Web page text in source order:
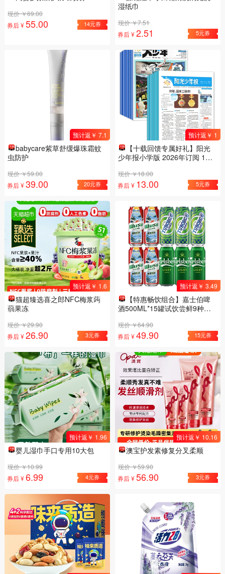
现价 ￥69.00
券后 ¥55.00 14元券
湿纸巾
现价 ￥7.51
券后 ¥2.51 5元券
预计返￥ 7.1
babycare紫草舒缓爆珠霜蚊
虫防护
现价 ￥59.00
券后 ¥39.00 20元券
预计返￥ 1
【十载回馈专属好礼】阳光
少年报小学版 2026年订阅 1年
热点资讯作文素材 万物博物好
奇号商界少年
现价 ￥18.00
券后 ¥ 13.00 5元券
预计返￥ 1.6
猫超臻选喜之郎NFC梅浆蒟
蒻果冻
现价 ￥29.90
券后 ¥26.90 3元券
预计返￥ 3.49
【特惠畅饮组合】嘉士伯啤
酒500ML*15罐试饮尝鲜9种口
现价 ￥64.90
券后 ¥49.90 15元券
预计返￥ 1.96
婴儿湿巾手口专用10大包
现价 ￥10.99
券后 ¥6.99 4元券
预计返￥ 10.16
澳宝护发素修复分叉柔顺
现价 ￥59.90
券后 ¥56.90 3元券